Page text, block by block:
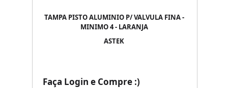
TAMPA PISTO ALUMINIO P/ VALVULA FINA -
MINIMO 4 - LARANJA
ASTEK
Faça Login e Compre :)